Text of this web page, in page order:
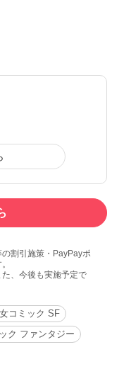
割引施策・PayPayポ
、今後も実施予定で
コミック SF
ク ファンタジー